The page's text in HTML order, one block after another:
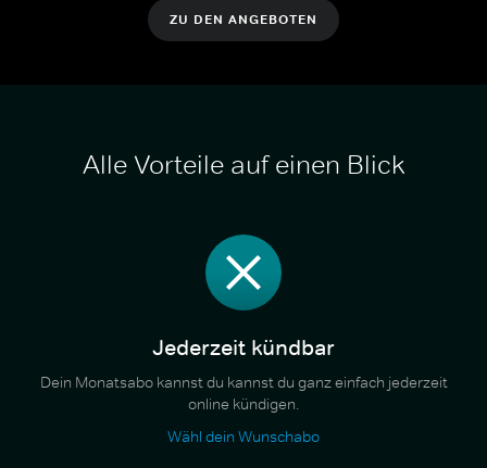
ZU DEN ANGEBOTEN
Alle Vorteile auf einen Blick
Jederzeit kündbar
Dein Monatsabo kannst du kannst du ganz einfach jederzeit
online kündigen.
Wähl dein Wunschabo